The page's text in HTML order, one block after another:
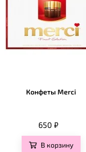
Конфеты Merci
650 ₽
В корзину